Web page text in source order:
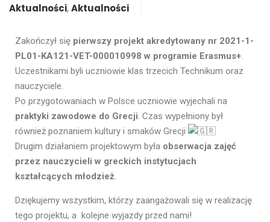
Aktualności,Aktualności
Zakończył się pierwszy projekt akredytowany nr 2021-1-
PL01-KA121-VET-000010998 w programie Erasmus+
Uczestnikami byli uczniowie klas trzecich Technikum oraz
nauczyciele.
Po przygotowaniach w Polsce uczniowie wyjechali na
praktyki zawodowe do Grecji . Czas wypełniony był
również poznaniem kultury i smaków Grecji
Drugim działaniem projektowym była obserwacja zajęć
przez nauczycieli w greckich instytucjach
kształcących młodzież.
Dziękujemy wszystkim, którzy zaangażowali się w realizację
tego projektu, a kolejne wyjazdy przed nami!